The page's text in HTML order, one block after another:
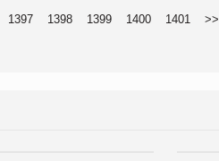
1397 1398 1399 1400 1401 >>